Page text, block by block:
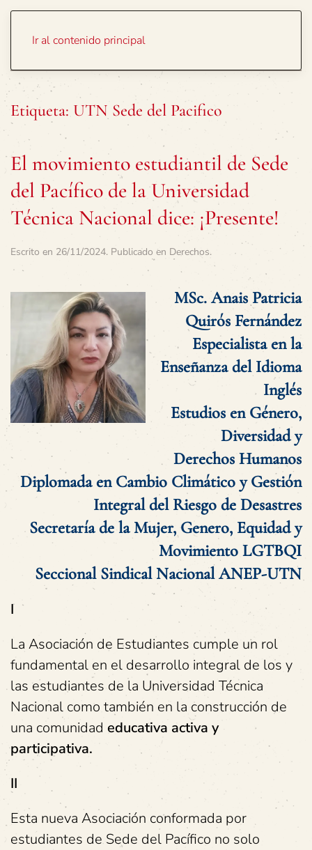
Ir al contenido principal
Etiqueta: UTN Sede del Pacifico
El movimiento estudiantil de Sede
del Pacífico de la Universidad
Técnica Nacional dice: ¡Presente!
Escrito en 26/11/2024. Publicado en Derechos.
MSc. Anais Patricia
Quirós Fernández
Especialista en la
Enseñanza del Idioma
Inglés
Estudios en Género,
Diversidad y
Derechos Humanos
Diplomada en Cambio Climático y Gestión
Integral del Riesgo de Desastres
Secretaría de la Mujer, Genero, Equidad y
Movimiento LGTBQI
Seccional Sindical Nacional ANEP-UTN
I
La Asociación de Estudiantes cumple un rol
fundamental en el desarrollo integral de los y
las estudiantes de la Universidad Técnica
Nacional como también en la construcción de
una comunidad educativa activa y
participativa.
II
Esta nueva Asociación conformada por
estudiantes de Sede del Pacífico no solo